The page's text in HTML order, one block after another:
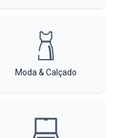
Moda & Calçado